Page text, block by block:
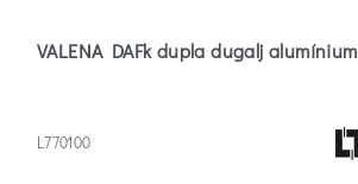
VALENA DAFk dupla dugalj alumínium
L770100